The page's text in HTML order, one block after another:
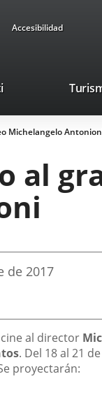
Accesibilidad
Michelangelo
al
de 2017
al director
. Del 18 al 21
proyectarán: